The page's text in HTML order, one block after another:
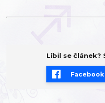
Líbil se článek?
Facebook